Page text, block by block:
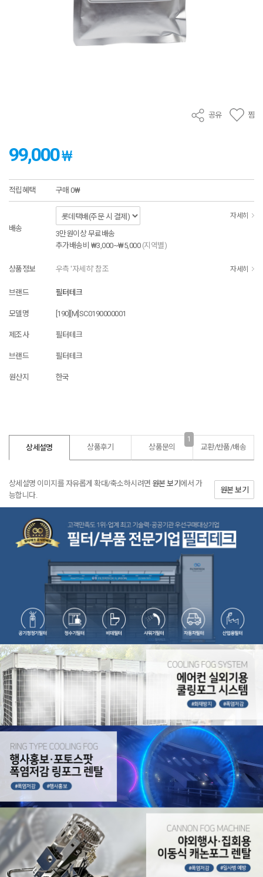
공유 찜
99,000₩
적립혜택 구매 0₩
배송
자세히
3만원이상 무료배송
추가배송비 ₩3,000~₩5,000 (지역별)
상품정보 우측 '자세히' 참조 자세히
브랜드 필터테크
모델명 [190][M]SC0190000001
제조사 필터테크
브랜드 필터테크
원산지 한국
상세설명 상품후기 상품문의
1
교환/반품/배송
상세설명 이미지를 자유롭게 확대/축소하시려면 원본 보기 에서 가
능합니다.
원본 보기